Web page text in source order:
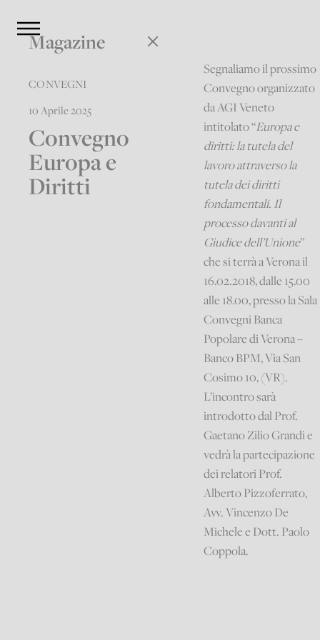
Magazine
CONVEGNI
10 Aprile 2025
Convegno
Europa e
Diritti
Segnaliamo il prossimo
Convegno organizzato
da AGI Veneto
intitolato “Europa e
diritti: la tutela del
lavoro attraverso la
tutela dei diritti
fondamentali. Il
processo davanti al
Giudice dell’Unione”
che si terrà a Verona il
16.02.2018, dalle 15.00
alle 18.00, presso la Sala
Convegni Banca
Popolare di Verona –
Banco BPM, Via San
Cosimo 10, (VR).
L’incontro sarà
introdotto dal Prof.
Gaetano Zilio Grandi e
vedrà la partecipazione
dei relatori Prof.
Alberto Pizzoferrato,
Avv. Vincenzo De
Michele e Dott. Paolo
Coppola.